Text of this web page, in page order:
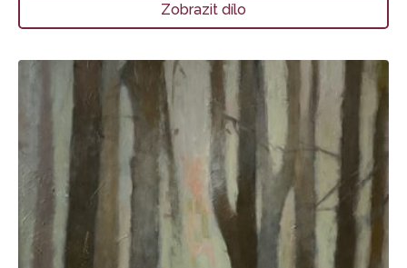
Zobrazit dílo